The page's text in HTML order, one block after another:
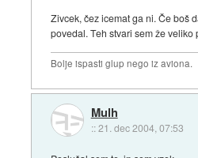
Zivcek, čez icemat ga ni. Če boš
povedal. Teh stvari sem že
Bolje ispasti glup nego iz aviona.
Mulh
::21. dec 2004, 07:53